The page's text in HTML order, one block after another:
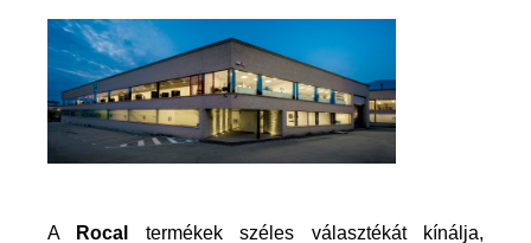
A Rocal
termékek széles választékát kínálja,